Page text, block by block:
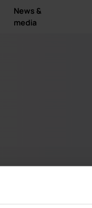
News &
media